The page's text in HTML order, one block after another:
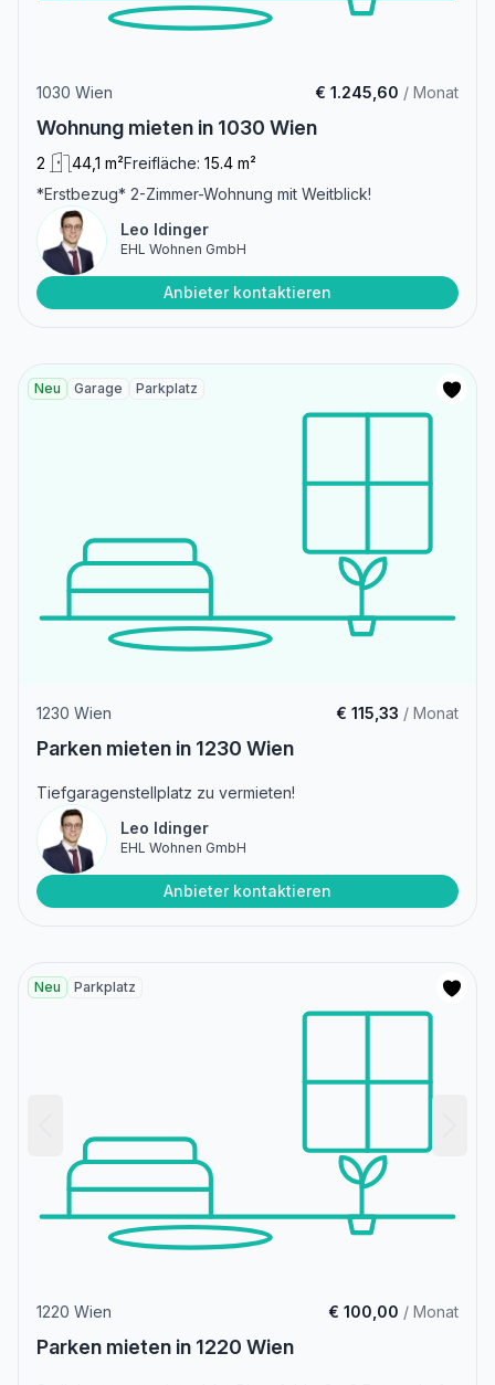
1030 Wien € 1.245,60 / Monat
Wohnung mieten in 1030 Wien
2 44,1 m²Freifläche: 15.4 m²
*Erstbezug* 2-Zimmer-Wohnung mit Weitblick!
Leo Idinger
EHL Wohnen GmbH
Anbieter kontaktieren
Neu Garage Parkplatz
1230 Wien € 115,33 / Monat
Parken mieten in 1230 Wien
Tiefgaragenstellplatz zu vermieten!
Leo Idinger
EHL Wohnen GmbH
Anbieter kontaktieren
Neu Parkplatz
1220 Wien € 100,00 / Monat
Parken mieten in 1220 Wien